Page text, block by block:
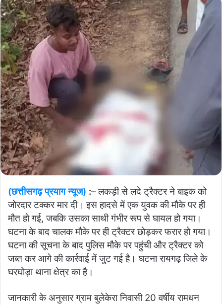
(छत्तीसगढ़ प्रयाग न्यूज) :– लकड़ी से लदे ट्रैक्टर ने बाइक को
जोरदार टक्कर मार दी। इस हादसे में एक युवक की मौके पर ही
मौत हो गई, जबकि उसका साथी गंभीर रूप से घायल हो गया।
घटना के बाद चालक मौके पर ही ट्रैक्टर छोड़कर फरार हो गया।
घटना की सूचना के बाद पुलिस मौके पर पहुंची और ट्रैक्टर को
जब्त कर आगे की कार्रवाई में जुट गई है। घटना रायगढ़ जिले के
घरघोड़ा थाना क्षेत्र का है।
जानकारी के अनुसार ग्राम बुलेकेरा निवासी 20 वर्षीय रामधन